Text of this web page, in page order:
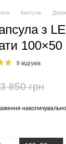
Капсула
з
100×50
9 відгуків
3 850 грн